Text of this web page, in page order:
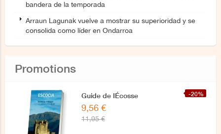
bandera de la temporada
Arraun Lagunak vuelve a mostrar su superioridad y se
consolida como líder en Ondarroa
Promotions
-20%
Guide de IÉcosse
9,56 €
11,95 €